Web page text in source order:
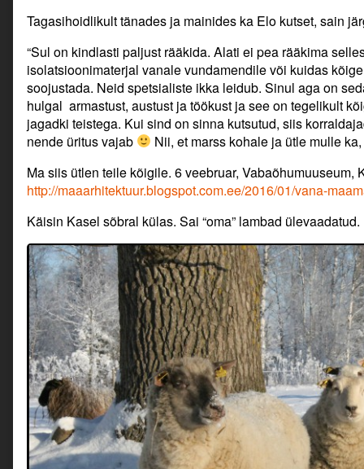
Tagasihoidlikult tänades ja mainides ka Elo kutset, sain
“Sul on kindlasti paljust rääkida. Alati ei pea rääkima
isolatsioonimaterjal vanale vundamendile või kuidas
soojustada. Neid spetsialiste ikka leidub. Sinul aga on
hulgal armastust, austust ja töökust ja see on tegelikult
jagadki teistega. Kui sind on sinna kutsutud, siis
nende üritus vajab
Nii, et marss kohale ja ütle mulle
Ma siis ütlen teile kõigile. 6 veebruar, Vabaõhumuuseum,
http://maaarhitektuur.blogspot.com.ee/2016/01/vana-
Käisin Kasel sõbral külas. Sai “oma” lambad ülevaadatud.